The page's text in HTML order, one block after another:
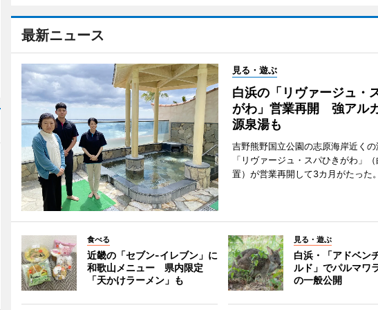
最新ニュース
見る・遊ぶ
白浜の「リヴァージュ・
がわ」営業再開 強アル
源泉湯も
吉野熊野国立公園の志原海岸近く
「リヴァージュ・スパひきがわ」
置）が営業再開して3カ月がたった
食べる
近畿の「セブン-イレブン」に
和歌山メニュー 県内限定
「天かけラーメン」も
見る・遊ぶ
白浜・「アドベン
ルド」でパルマワ
の一般公開